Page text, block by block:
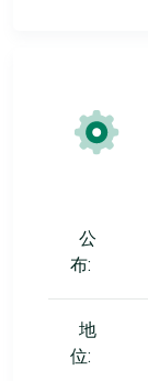
公
布:
地
位: